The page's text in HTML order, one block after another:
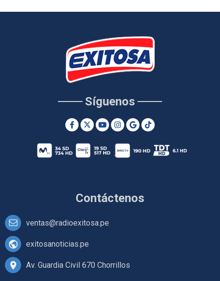
Contáctenos
ventas@radioexitosa.pe
exitosanoticias.pe
Av. Guardia Civil 670 Chorrillos
Síguenos